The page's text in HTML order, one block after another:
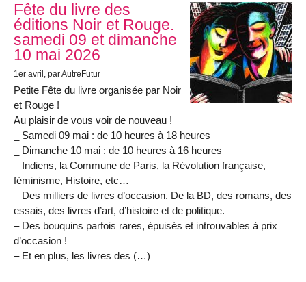
Fête du livre des
éditions Noir et Rouge.
samedi 09 et dimanche
10 mai 2026
1er avril , par AutreFutur
Petite Fête du livre organisée par Noir
et Rouge !
Au plaisir de vous voir de nouveau !
_ Samedi 09 mai : de 10 heures à 18 heures
_ Dimanche 10 mai : de 10 heures à 16 heures
– Indiens, la Commune de Paris, la Révolution française,
féminisme, Histoire, etc…
– Des milliers de livres d’occasion. De la BD, des romans, des
essais, des livres d’art, d’histoire et de politique.
– Des bouquins parfois rares, épuisés et introuvables à prix
d’occasion !
– Et en plus, les livres des (…)